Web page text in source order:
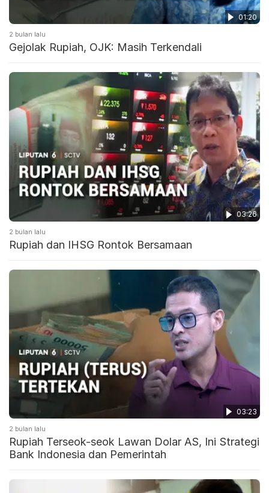
01:20
2 bulan lalu
Gejolak Rupiah, OJK: Masih Terkendali
03:26
2 bulan lalu
Rupiah dan IHSG Rontok Bersamaan
03:23
2 bulan lalu
Rupiah Terseok-seok Lawan Dolar AS, Ini Strategi
Bank Indonesia dan Pemerintah